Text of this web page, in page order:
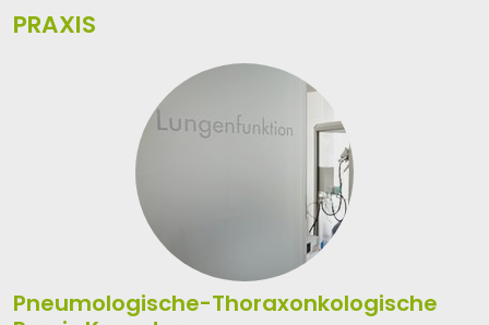
PRAXIS
Pneumologische-Thoraxonkologische